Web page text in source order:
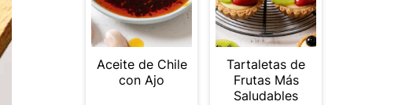
Aceite de Chile
con Ajo
Tartaletas de
Frutas Más
Saludables